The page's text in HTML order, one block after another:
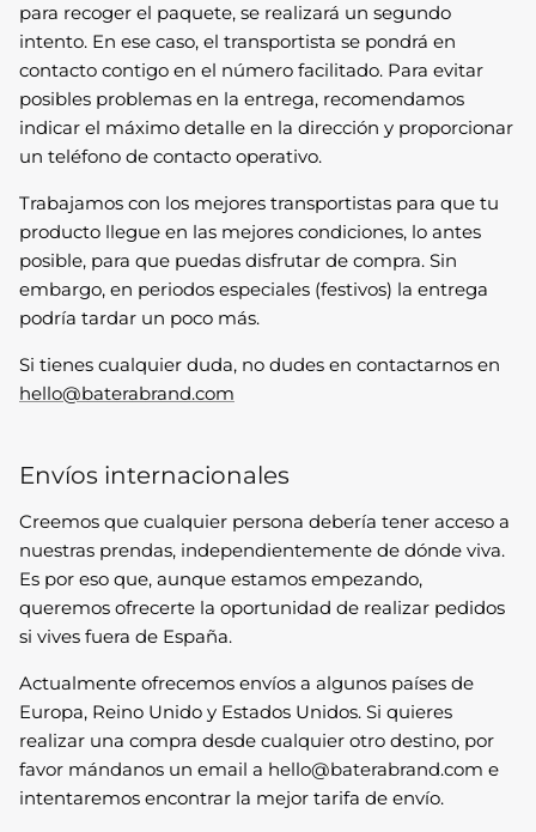
para recoger el paquete, se realizará un segundo
intento. En ese caso, el transportista se pondrá en
contacto contigo en el número facilitado. Para evitar
posibles problemas en la entrega, recomendamos
indicar el máximo detalle en la dirección y proporcionar
un teléfono de contacto operativo.
Trabajamos con los mejores transportistas para que tu
producto llegue en las mejores condiciones, lo antes
posible, para que puedas disfrutar de compra. Sin
embargo, en periodos especiales (festivos) la entrega
podría tardar un poco más.
Si tienes cualquier duda, no dudes en contactarnos en
hello@baterabrand.com
Envíos internacionales
Creemos que cualquier persona debería tener acceso a
nuestras prendas, independientemente de dónde viva.
Es por eso que, aunque estamos empezando,
queremos ofrecerte la oportunidad de realizar pedidos
si vives fuera de España.
Actualmente ofrecemos envíos a algunos países de
Europa, Reino Unido y Estados Unidos. Si quieres
realizar una compra desde cualquier otro destino, por
favor mándanos un email a hello@baterabrand.com e
intentaremos encontrar la mejor tarifa de envío.